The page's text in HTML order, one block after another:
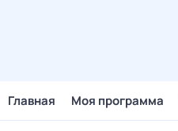
Главная Моя программа